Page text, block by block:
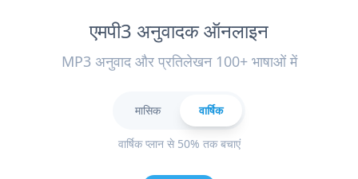
एमपी3 अनुवादक ऑनलाइन
MP3 अनुवाद और प्रतिलेखन 100+ भाषाओं में
मासिक वार्षिक
वार्षिक प्लान से 50% तक बचाएं